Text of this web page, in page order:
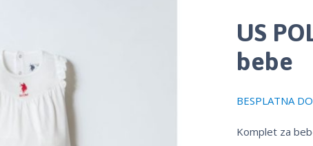
US
bebe
BESPLATNA
Komplet za